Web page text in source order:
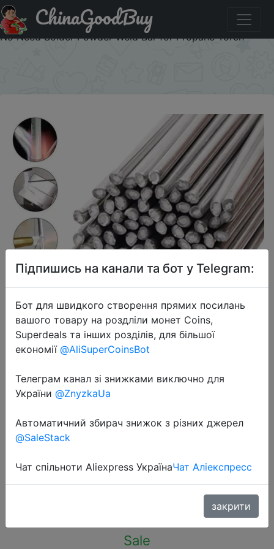
Придбати по знижці Low Temperature Easy Melt
Aluminum Universal Welding Rod Cored Wire Rod Solder
No Need Solder Powder Weld Bar for Propane Torch
ChinaGoodBuy
Low Temperature Easy Melt
Aluminum Universal Welding Rod
Solder Powder Weld Bar for Propane
Torch
$1.1
Sale
Підпишись на канали та бот у Telegram:
Бот для швидкого створення прямих посилань
вашого товару на роздліли монет Coins,
Superdeals та інших розділів, для більшої
економії @AliSuperCoinsBot
Телеграм канал зі знижками виключно для
України @ZnyzkaUa
Автоматичний збирач знижок з різних джерел
@SaleStack
Чат спільноти Aliexpress УкраїнаЧат Аліекспресс
закрити